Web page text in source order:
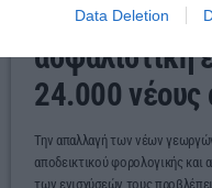
Data Deletion
Πληρωμές
ασφαλιστική
24.000 νέους
Την απαλλαγή των νέων
αποδεικτικού φορολογικής και
των ενισχύσεών τους